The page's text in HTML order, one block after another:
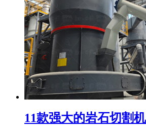
11款强大的岩石切割